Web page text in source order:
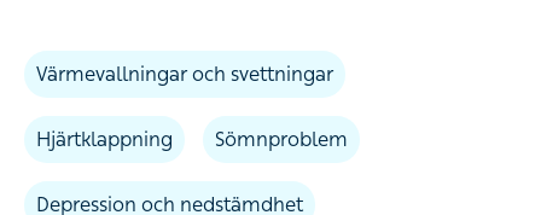
Värmevallningar och svettningar
Hjärtklappning Sömnproblem
Depression och nedstämdhet